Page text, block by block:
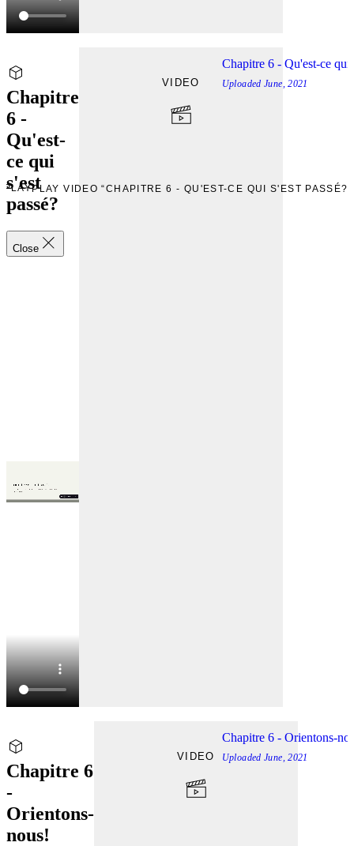
Chapitre
6 -
Qu'est-
ce qui
s'est
passé?
Close
VIDEO
PLAYPLAY VIDEO “CHAPITRE 6 - QU'EST-CE QUI S'EST PASSÉ?”
Chapitre 6 - Qu'est-ce qui
UploadedJune, 2021
Chapitre 6
-
Orientons-
nous!
VIDEO
Chapitre 6 - Orientons-
UploadedJune, 2021